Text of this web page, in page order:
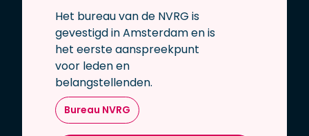
Het bureau van de NVRG is
gevestigd in Amsterdam en is
het eerste aanspreekpunt
voor leden en
belangstellenden.
Bureau NVRG